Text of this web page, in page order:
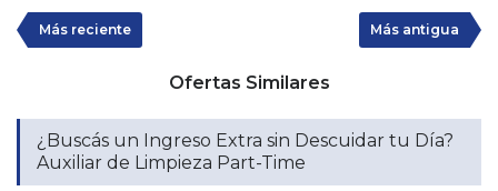
Más reciente Más antigua
Ofertas Similares
¿Buscás un Ingreso Extra sin Descuidar tu Día?
Auxiliar de Limpieza Part-Time